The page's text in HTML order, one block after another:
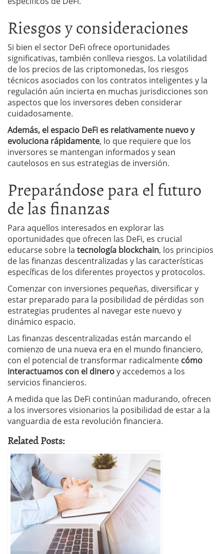
Riesgos y consideraciones
Si bien el sector DeFi ofrece oportunidades
significativas, también conlleva riesgos. La volatilidad
de los precios de las criptomonedas, los riesgos
técnicos asociados con los contratos inteligentes y la
regulación aún incierta en muchas jurisdicciones son
aspectos que los inversores deben considerar
cuidadosamente.
Además, el espacio DeFi es relativamente nuevo y
evoluciona rápidamente, lo que requiere que los
inversores se mantengan informados y sean
cautelosos en sus estrategias de inversión.
Preparándose para el futuro
de las finanzas
Para aquellos interesados en explorar las
oportunidades que ofrecen las DeFi, es crucial
educarse sobre la tecnología blockchain, los principios
de las finanzas descentralizadas y las características
específicas de los diferentes proyectos y protocolos.
Comenzar con inversiones pequeñas, diversificar y
estar preparado para la posibilidad de pérdidas son
estrategias prudentes al navegar este nuevo y
dinámico espacio.
Las finanzas descentralizadas están marcando el
comienzo de una nueva era en el mundo financiero,
con el potencial de transformar radicalmente cómo
interactuamos con el dineroy accedemos a los
servicios financieros.
A medida que las DeFi continúan madurando, ofrecen
a los inversores visionarios la posibilidad de estar a la
vanguardia de esta revolución financiera.
Related Posts: